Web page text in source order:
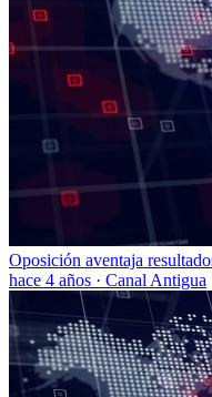
Oposición aventaja
hace 4 años · Canal Antigua